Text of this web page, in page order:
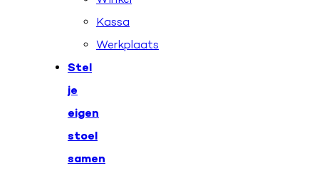
Kassa
Werkplaats
Stel
je
eigen
stoel
samen